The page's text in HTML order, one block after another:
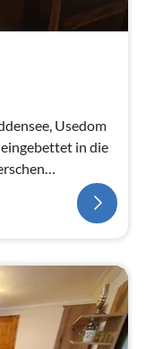
Usedom
in die